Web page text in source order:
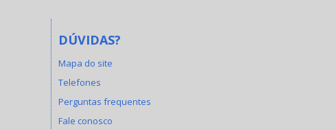
DÚVIDAS?
Mapa do site
Telefones
Perguntas frequentes
Fale conosco